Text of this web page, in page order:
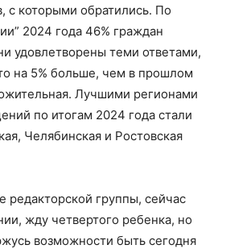
с которыми обратились. По
2024 года 46% граждан
удовлетворены теми ответами,
на 5% больше, чем в прошлом
Лучшими регионами
по итогам 2024 года стали
Челябинская и Ростовская
редакторской группы, сейчас
жду четвертого ребенка, но
возможности быть сегодня